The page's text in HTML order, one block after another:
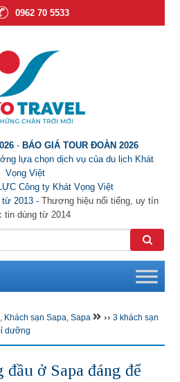
0962 70 5533
- BÁO GIÁ TOUR ĐOÀN 2026
lựa chọn dịch vụ của du lịch Khát
Vọng Việt
Công ty Khát Vọng Việt
2013- Thương hiệu nổi tiếng, uy tín
tin dùng từ 2014
, Khách sạn Sapa,Sapa ›› 3 khách sạn
dưỡng
đầu ở Sapa đáng để